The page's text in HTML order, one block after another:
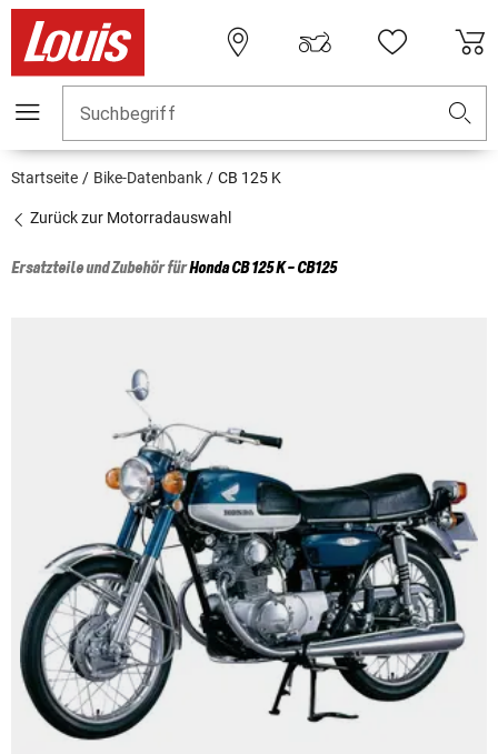
Suchbegriff
Startseite Bike-Datenbank CB 125 K
Zurück zur Motorradauswahl
Ersatzteile und Zubehör fürHondaCB 125 K - CB125